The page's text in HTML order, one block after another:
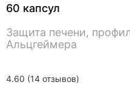
4.60 (14 отзывов)
60 капсул
Защита печени,
Альцгеймера